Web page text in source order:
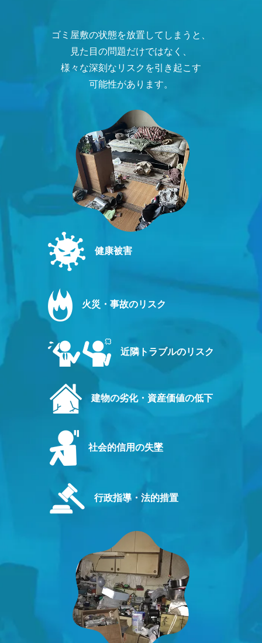
ゴミ屋敷の状態を放置してしまうと、
見た目の問題だけではなく、
様々な深刻なリスクを引き起こす
可能性があります。
健康被害
火災・事故のリスク
近隣トラブルのリスク
建物の劣化・資産価値の低下
社会的信用の失墜
行政指導・法的措置